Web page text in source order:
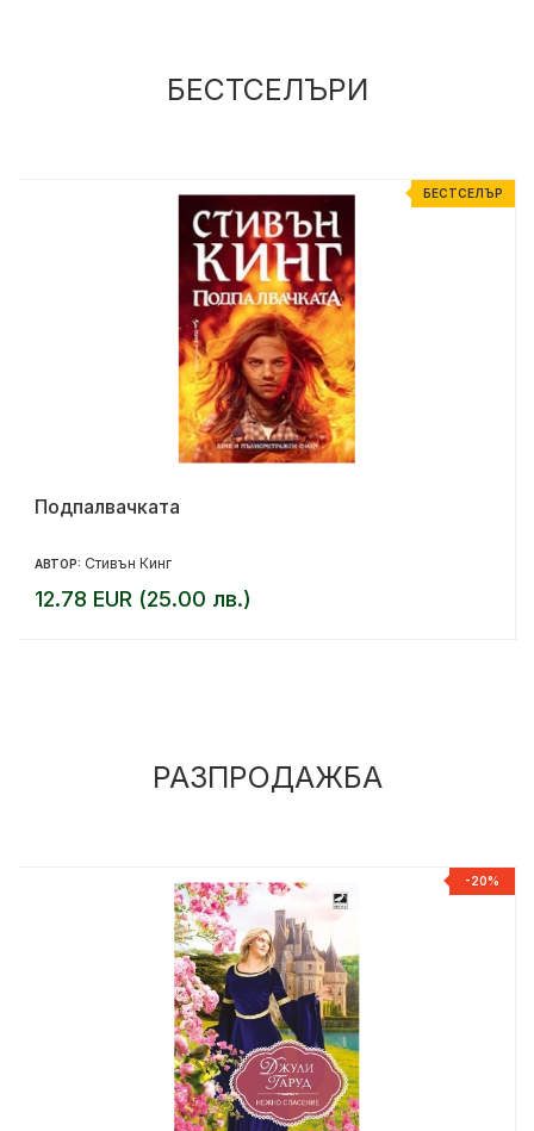
БЕСТСЕЛЪРИ
БЕСТСЕЛЪР
Подпалвачката
АВТОР: Стивън Кинг
12.78 EUR (25.00 лв.)
РАЗПРОДАЖБА
-20%